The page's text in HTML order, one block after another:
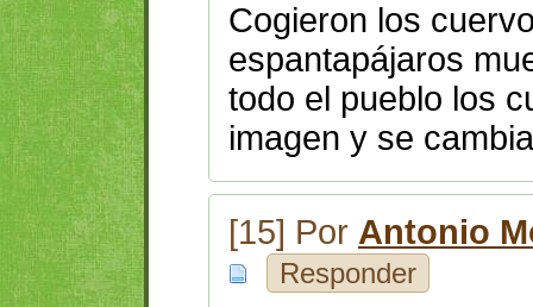
Cogieron los
espantapájaros
todo el pueblo los
imagen y se
[15] Por Antonio
Responder